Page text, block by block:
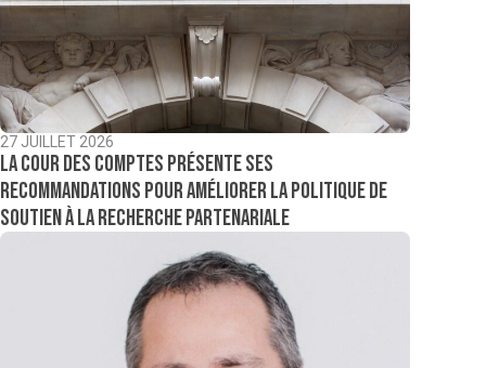
27 JUILLET 2026
La Cour des comptes présente ses
recommandations pour améliorer la politique de
soutien à la recherche partenariale